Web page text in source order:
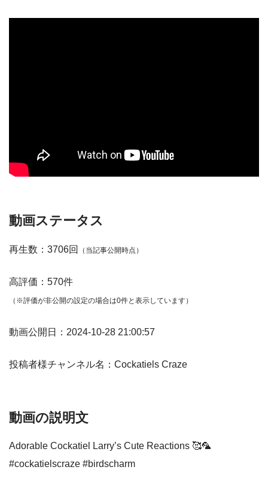
動画ステータス
再生数：3706回 （当記事公開時点）
高評価：570件
（※評価が非公開の設定の場合は0件と表示しています）
動画公開日：2024-10-28 21:00:57
投稿者様チャンネル名：Cockatiels Craze
動画の説明文
Adorable Cockatiel Larry’s Cute Reactions 🥰🦜
#cockatielscraze #birdscharm